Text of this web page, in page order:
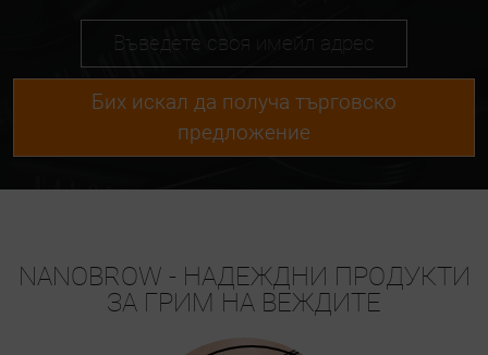
Бих искал да получа търговско
предложение
NANOBROW - НАДЕЖДНИ ПРОДУКТИ
ЗА ГРИМ НА ВЕЖДИТЕ